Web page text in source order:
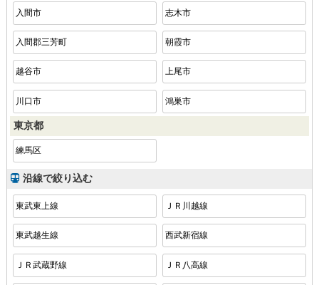
入間市 志木市
入間郡三芳町 朝霞市
越谷市 上尾市
川口市 鴻巣市
東京都
練馬区
沿線で絞り込む
東武東上線 ＪＲ川越線
東武越生線 西武新宿線
ＪＲ武蔵野線 ＪＲ八高線